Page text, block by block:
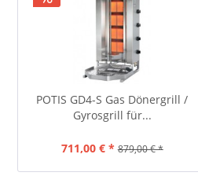
POTIS GD4-S Gas Dönergrill /
Gyrosgrill für...
711,00 € * 879,00 € *